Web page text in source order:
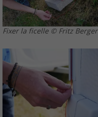
Fixer la ficelle © Fritz Berger